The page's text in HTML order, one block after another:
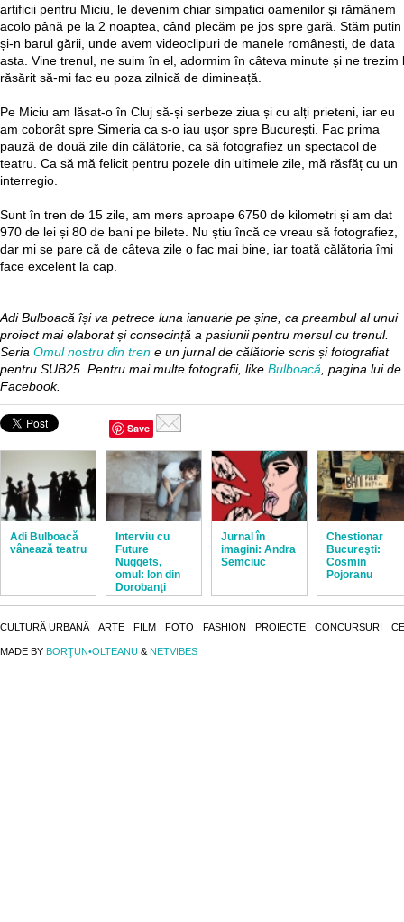
artificii pentru Miciu, le devenim chiar simpatici oamenilor și rămânem
acolo până pe la 2 noaptea, când plecăm pe jos spre gară. Stăm puțin
și-n barul gării, unde avem videoclipuri de manele românești, de data
asta. Vine trenul, ne suim în el, adormim în câteva minute și ne trezim
răsărit să-mi fac eu poza zilnică de dimineață.
Pe Miciu am lăsat-o în Cluj să-și serbeze ziua și cu alți prieteni, iar eu
am coborât spre Simeria ca s-o iau ușor spre București. Fac prima
pauză de două zile din călătorie, ca să fotografiez un spectacol de
teatru. Ca să mă felicit pentru pozele din ultimele zile, mă răsfăț cu un
interregio.
Sunt în tren de 15 zile, am mers aproape 6750 de kilometri și am dat
970 de lei și 80 de bani pe bilete. Nu știu încă ce vreau să fotografiez,
dar mi se pare că de câteva zile o fac mai bine, iar toată călătoria îmi
face excelent la cap.
Adi Bulboacă își va petrece luna ianuarie pe șine, ca preambul al unui
proiect mai elaborat și consecință a pasiunii pentru mersul cu trenul.
Seria Omul nostru din tren e un jurnal de călătorie scris și fotografiat
pentru SUB25. Pentru mai multe fotografii, like Bulboacă, pagina lui de
Facebook.
Save
Adi Bulboacă
vânează teatru
Interviu cu
Future
Nuggets,
omul: Ion din
Dorobanţi
Jurnal în
imagini: Andra
Semciuc
Chestionar
Bucureşti:
Cosmin
Pojoranu
CULTURĂ URBANĂ ARTE FILM FOTO FASHION PROIECTE CONCURSURI
MADE BY BORŢUN•OLTEANU & NETVIBES